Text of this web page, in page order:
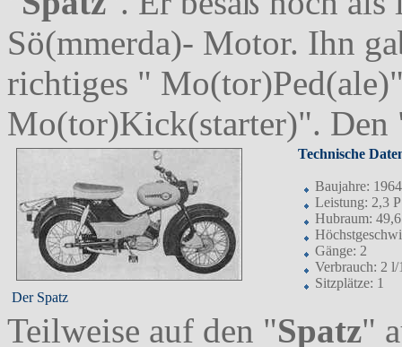
Sö(mmerda)- Motor. Ihn
richtiges "
Mo(tor)Kick(starter)". Den
Der Spatz
Technische
Baujahre:
Leistung: 2,3
Hubraum:
Gänge: 2
Verbrauch: 2
Sitzplätze: 1
Teilweise auf den "Spatz"